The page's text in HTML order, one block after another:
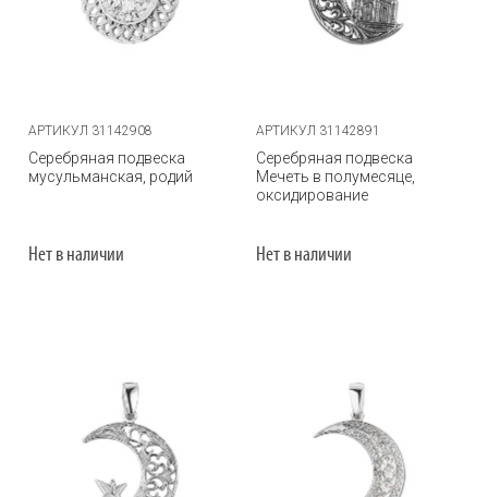
АРТИКУЛ 31142908
Серебряная подвеска
мусульманская, родий
Нет в наличии
АРТИКУЛ 31142891
Серебряная подвеска
Мечеть в полумесяце,
оксидирование
Нет в наличии